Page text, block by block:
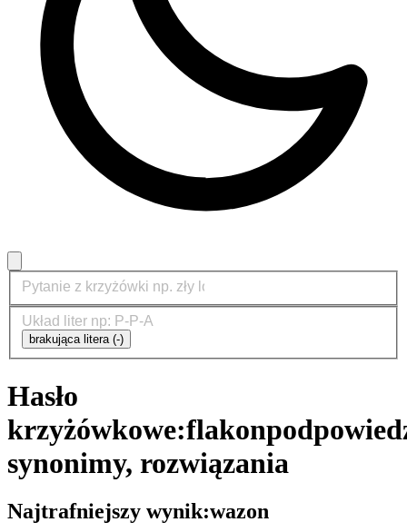
brakująca litera (-)
Hasło
krzyżówkowe:flakon
synonimy, rozwiązania
Najtrafniejszy wynik:wazon